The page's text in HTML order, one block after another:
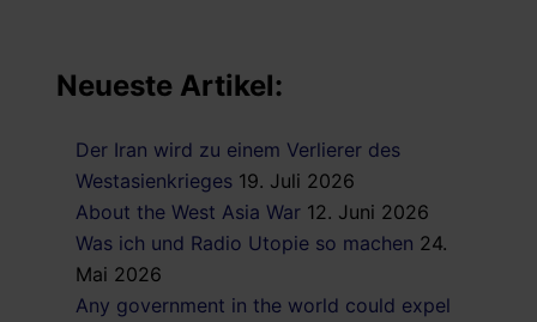
Neueste Artikel:
Der Iran wird zu einem Verlierer des
Westasienkrieges 19. Juli 2026
About the West Asia War 12. Juni 2026
Was ich und Radio Utopie so machen 24.
Mai 2026
Any government in the world could expel